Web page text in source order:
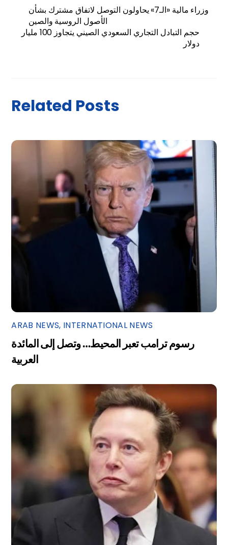
وزراء مالية «الـ7» يحاولون التوصل لاتفاق مشترك بشأن
الأصول الروسية والصين
حجم التبادل التجاري السعودي الصيني يتجاوز 100 مليار
دولار
Related Posts
ARAB NEWS, INTERNATIONAL NEWS
رسوم ترامب تعبر المحيط… وتصل إلى المائدة
العربية